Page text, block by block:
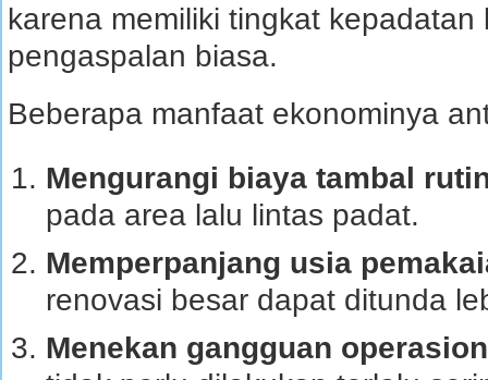
karena memiliki tingkat
pengaspalan biasa.
Beberapa manfaat ekonominya
Mengurangi biaya tambal
pada area lalu lintas padat.
Memperpanjang usia
renovasi besar dapat ditunda
Menekan gangguan